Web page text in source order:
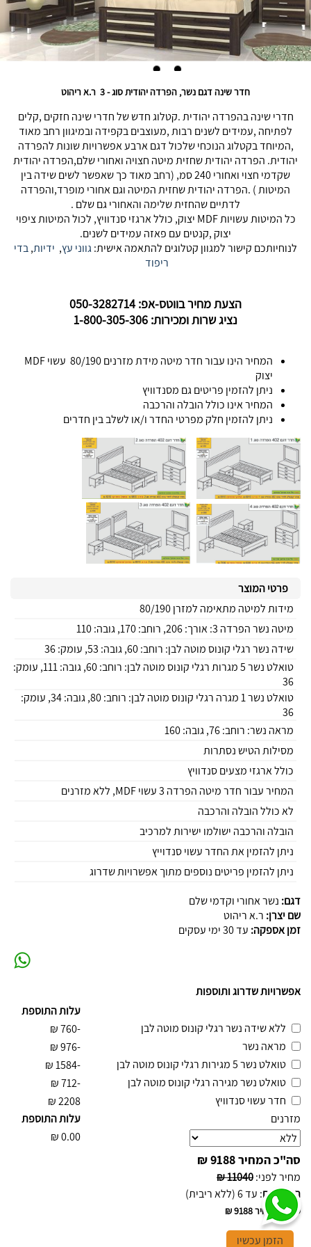
חדר שינה דגם נשר, הפרדה יהודית סוג - 3 ר.א ריהוט
חדרי שינה בהפרדה יהודית .קטלוג חדש של חדרי שינה חזקים ,קלים
לפתיחה ,עמידים לשנים רבות ,מעוצבים בקפידה ובמיגוון רחב מאוד
,המיוחד בקטלוג הנוכחי שלכול דגם ארבע אפשרויות שונות להפרדה
יהודית. הפרדה יהודית שחזית מיטה חצויה ואחורי שלם,הפרדה יהודית
שקדמי חצוי ואחורי 240 סמ, (רחב מאוד כך שאפשר לשים שידה בין
המיטות ) .הפרדה יהודית שחזית המיטה וגם אחורי מופרד,והפרדה
לדתיים שהחזית שלימה והאחורי גם שלם .
כל המיטות עשויות MDF יצוק, כולל ארגזי סנדוויץ, לכול המיטות ציפוי
יצוק ,קנטים עם פאזה עמידים לשנים.
לנוחיותכם קישור למגוון קטלוגים להתאמה אישית:גווני עץ, ידיות,בדי
ריפוד
הצעת מחיר בווטס-אפ: 050-3282714
נציג שרות ומכירות: 1-800-305-306
המחיר הינו עבור חדר מיטה מידת מזרנים 80/190 עשוי MDF
יצוק
ניתן להזמין פריטים גם מסנדוויץ
המחיר אינו כולל הובלה והרכבה
ניתן להזמין חלק מפרטי החדר ו/או לשלב בין חדרים
פרטי המוצר
מידות למיטה מתאימה למזרן 80/190
מיטה נשר הפרדה 3: אורך: 206, רוחב: 170, גובה: 110
שידה נשר רגלי קונוס מוטה לבן: רוחב: 60, גובה: 53, עומק: 36
טואלט נשר 5 מגרות רגלי קונוס מוטה לבן: רוחב: 60, גובה: 111, עומק:
36
טואלט נשר 1 מגרה רגלי קונוס מוטה לבן: רוחב: 80, גובה: 34, עומק:
36
מראה נשר: רוחב: 76, גובה: 160
מסילות הטיש נסתרות
כולל ארגזי מצעים סנדוויץ
המחיר עבור חדר מיטה הפרדה 3 עשוי MDF, ללא מזרנים
לא כולל הובלה והרכבה
הובלה והרכבה ישולמו ישירות למרכיב
ניתן להזמין את החדר עשוי סנדוייץ
ניתן להזמין פריטים נוספים מתוך אפשרויות שדרוג
דגם: נשר אחורי וקדמי שלם
שם יצרן: ר.א ריהוט
זמן אספקה: עד 30 ימי עסקים
אפשרויות שדרוג ותוספות
עלות התוספת
ללא שידה נשר רגלי קונוס מוטה לבן
-760
₪
מראה נשר
-976
₪
טואלט נשר 5 מגירות רגלי קונוס מוטה לבן
-1584
₪
טואלט נשר מגירה רגלי קונוס מוטה לבן
-712
₪
חדר עשוי סנדוויץ
2208
₪
מזרנים
עלות התוספת
0.00
₪
סה"כ המחיר9188 ₪
מחיר לפני:
11040 ₪
תשלומים: עד 6 (ללא ריבית)
סה"כ המחיר9188 ₪
הזמן עכשיו